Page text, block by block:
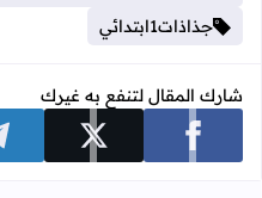
جذاذات1ابتدائي
شارك المقال لتنفع به غيرك
شارك على facebook شارك على x